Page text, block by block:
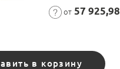
от 57 925,98
в корзину